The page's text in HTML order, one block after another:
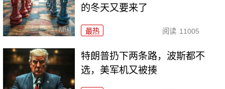
的冬天又要来了
最热 阅读 11005
特朗普扔下两条路，波斯都不
选，美军机又被揍